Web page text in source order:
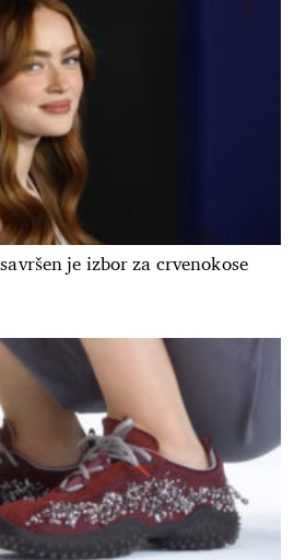
je izbor za crvenokose